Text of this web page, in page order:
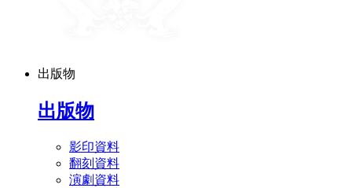
出版物
出版物
影印資料
翻刻資料
演劇資料